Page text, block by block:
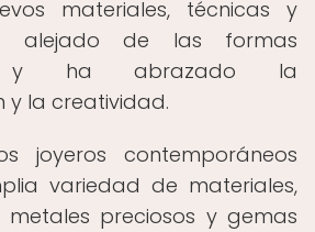
materiales, técnicas y
alejado de las formas
y ha abrazado la
y la creatividad.
joyeros contemporáneos
variedad de materiales,
preciosos y gemas